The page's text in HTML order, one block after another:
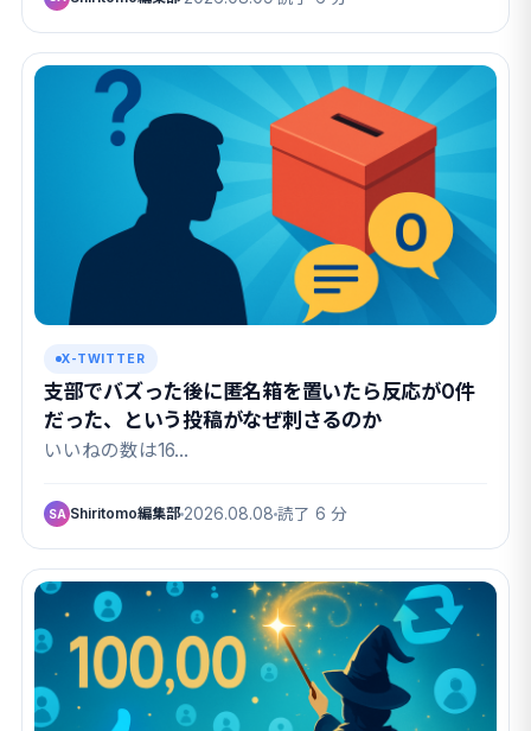
X-TWITTER
支部でバズった後に匿名箱を置いたら反応が0件
だった、という投稿がなぜ刺さるのか
いいねの数は16…
SA Shiritomo編集部 2026.08.08 読了 6 分